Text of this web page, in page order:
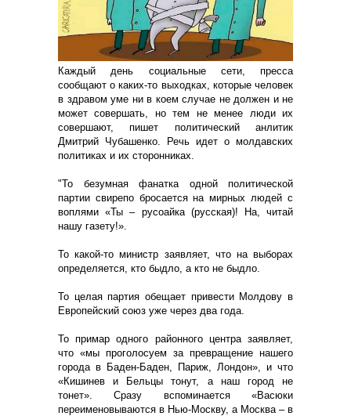
Каждый день социальные сети, пресса
сообщают о каких-то выходках, которые человек
в здравом уме ни в коем случае не должен и не
может совершать, но тем не менее люди их
совершают, пишет политический анлитик
Дмитрий Чубашенко. Речь идет о молдавских
политиках и их сторонниках.
"То безумная фанатка одной политической
партии свирепо бросается на мирных людей с
воплями «Ты – русоайка (русская)! На, читай
нашу газету!».
То какой-то министр заявляет, что на выборах
определяется, кто быдло, а кто не быдло.
То целая партия обещает привести Молдову в
Европейский союз уже через два года.
То примар одного районного центра заявляет,
что «мы проголосуем за превращение нашего
города в Баден-Баден, Париж, Лондон», и что
«Кишинев и Бельцы тонут, а наш город не
тонет». Сразу вспоминается «Васюки
переименовываются в Нью-Москву, а Москва – в